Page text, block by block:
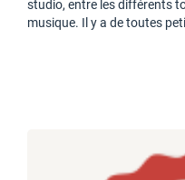
studio, entre les différents
musique. Il y a de toutes